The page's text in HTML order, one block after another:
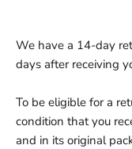
We have a 14-day
days after receiving
To be eligible for a
condition that you
and in its original